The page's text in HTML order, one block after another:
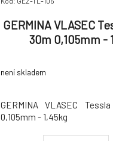
GERMINA VLASEC
30m 0,105mm -
není skladem
GERMINA VLASEC
0,105mm - 1,45kg